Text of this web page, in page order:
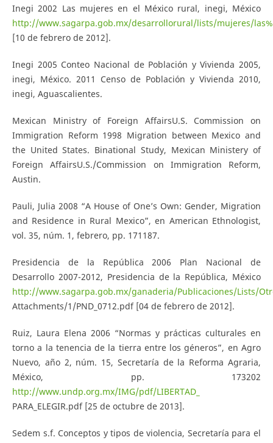
Inegi 2002 Las mujeres en el México rural, inegi, México
http://www.sagarpa.gob.mx/desarrollorural/lists/mujeres/
[10 de febrero de 2012].
Inegi 2005 Conteo Nacional de Población y Vivienda 2005,
inegi, México. 2011 Censo de Población y Vivienda 2010,
inegi, Aguascalientes.
Mexican Ministry of Foreign Affairs­U.S. Commission on
Immigration Reform 1998 Migration between Mexico and
the United States. Binational Study, Mexican Ministery of
Foreign Affairs­U.S./Commission on Immigration Reform,
Austin.
Pauli, Julia 2008 “A House of One’s Own: Gender, Migration
and Residence in Rural Mexico”, en American Ethnologist,
vol. 35, núm. 1, febrero, pp. 171­187.
Presidencia de la República 2006 Plan Nacional de
Desarrollo 2007-2012, Presidencia de la República, México
http://www.sagarpa.gob.mx/ganaderia/Publicaciones/Lists/
Attachments/1/PND_0712.pdf [04 de febrero de 2012].
Ruiz, Laura Elena 2006 “Normas y prácticas culturales en
torno a la tenencia de la tierra entre los géneros”, en Agro
Nuevo, año 2, núm. 15, Secretaría de la Reforma Agraria,
México, pp. 173­202
http://www.undp.org.mx/IMG/pdf/LIBERTAD_
PARA_ELEGIR.pdf [25 de octubre de 2013].
Sedem s.f. Conceptos y tipos de violencia, Secretaría para el